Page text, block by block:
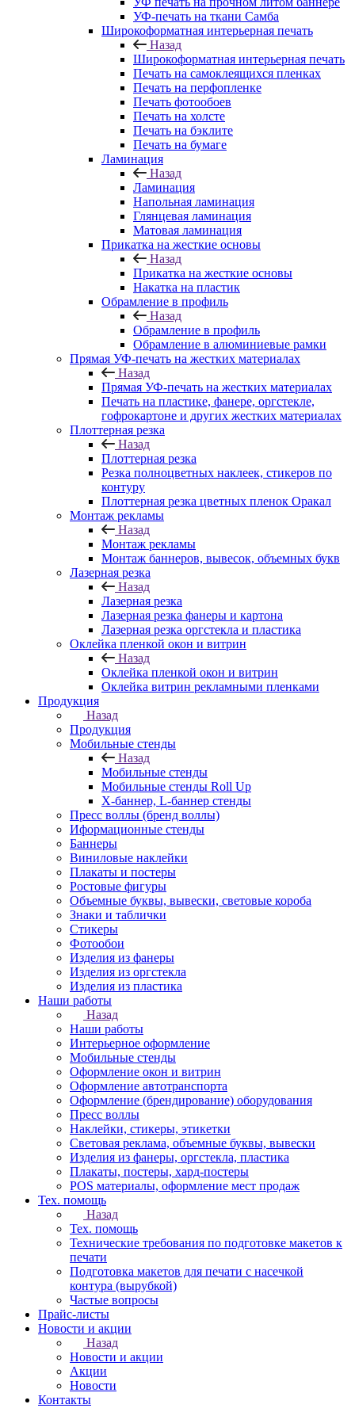
УФ-печать на ткани Самба
Широкоформатная интерьерная печать
Назад
Широкоформатная интерьерная печать
Печать на самоклеящихся пленках
Печать на перфопленке
Печать фотообоев
Печать на холсте
Печать на бэклите
Печать на бумаге
Ламинация
Назад
Ламинация
Напольная ламинация
Глянцевая ламинация
Матовая ламинация
Прикатка на жесткие основы
Назад
Прикатка на жесткие основы
Накатка на пластик
Обрамление в профиль
Назад
Обрамление в профиль
Обрамление в алюминиевые рамки
Прямая УФ-печать на жестких материалах
Назад
Прямая УФ-печать на жестких материалах
Печать на пластике, фанере, оргстекле,
гофрокартоне и других жестких материалах
Плоттерная резка
Назад
Плоттерная резка
Резка полноцветных наклеек, стикеров по
контуру
Плоттерная резка цветных пленок Оракал
Монтаж рекламы
Назад
Монтаж рекламы
Монтаж баннеров, вывесок, объемных букв
Лазерная резка
Назад
Лазерная резка
Лазерная резка фанеры и картона
Лазерная резка оргстекла и пластика
Оклейка пленкой окон и витрин
Назад
Оклейка пленкой окон и витрин
Оклейка витрин рекламными пленками
Продукция
Назад
Продукция
Мобильные стенды
Назад
Мобильные стенды
Мобильные стенды Roll Up
Х-баннер, L-баннер стенды
Пресс воллы (бренд воллы)
Иформационные стенды
Баннеры
Виниловые наклейки
Плакаты и постеры
Ростовые фигуры
Объемные буквы, вывески, световые короба
Знаки и таблички
Стикеры
Фотообои
Изделия из фанеры
Изделия из оргстекла
Изделия из пластика
Наши работы
Назад
Наши работы
Интерьерное оформление
Мобильные стенды
Оформление окон и витрин
Оформление автотранспорта
Оформление (брендирование) оборудования
Пресс воллы
Наклейки, стикеры, этикетки
Световая реклама, объемные буквы, вывески
Изделия из фанеры, оргстекла, пластика
Плакаты, постеры, хард-постеры
POS материалы, оформление мест продаж
Тех. помощь
Назад
Тех. помощь
Технические требования по подготовке макетов к
печати
Подготовка макетов для печати с насечкой
контура (вырубкой)
Частые вопросы
Прайс-листы
Новости и акции
Назад
Новости и акции
Акции
Новости
Контакты